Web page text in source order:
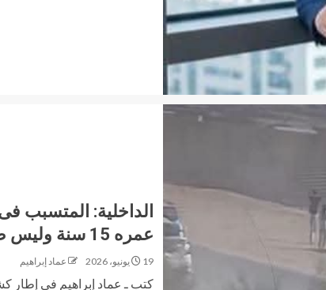
الداخلية: المتسبب
عمره 15 سنة وليس صديقته
19 يونيو، 2026 عماد إبراهيم
كتب ـ عماد إبراهيم فى إطار